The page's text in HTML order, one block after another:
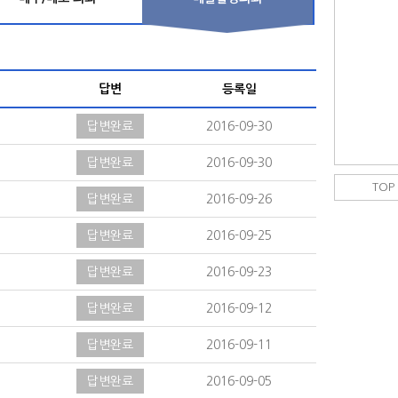
TOP
답변 등록일
답변완료 2016-09-30
답변완료 2016-09-30
답변완료 2016-09-26
답변완료 2016-09-25
답변완료 2016-09-23
답변완료 2016-09-12
답변완료 2016-09-11
답변완료 2016-09-05